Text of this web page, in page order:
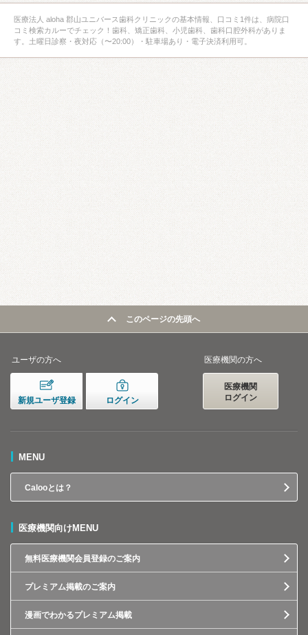
医療法人 aloha 郡山ユニバース歯科クリニックの基本情報、口コミ1件は、病院口
コミ検索カルーでチェック！歯科、矯正歯科、小児歯科、歯科口腔外科がありま
す。土曜日診察・夜対応（〜20:00）・駐車場あり・電子決済利用可。
このページの先頭へ
ユーザの方へ
新規ユーザ登録 ログイン
医療機関の方へ
医療機関
ログイン
MENU
Calooとは？
医療機関向けMENU
無料医療機関会員登録のご案内
プレミアム掲載のご案内
漫画でわかるプレミアム掲載